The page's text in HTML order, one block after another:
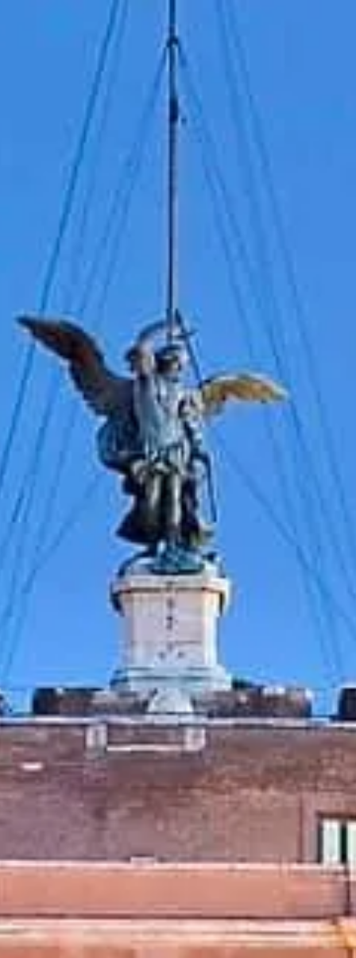
Воскресенье, Август 9, 2026
Lungotevere Castello, 50, 00193 Roma, Италия
Что посмотретьИстория
информация
Билеты
Castel Sant'Angelo: вопросы и ответы